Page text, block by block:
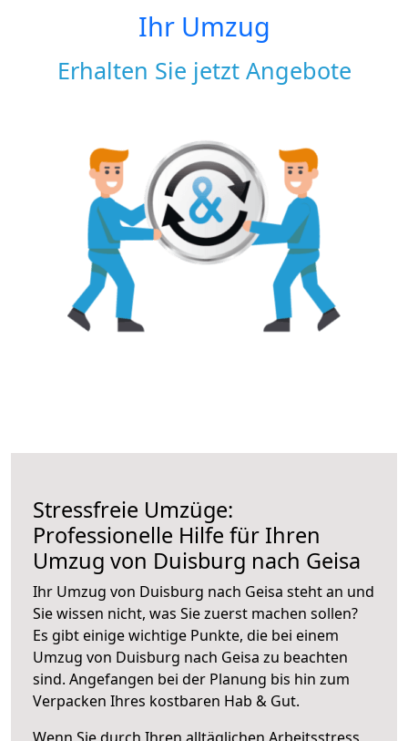
Ihr Umzug
Erhalten Sie jetzt Angebote
Stressfreie Umzüge:
Professionelle Hilfe für Ihren
Umzug von Duisburg nach Geisa
Ihr Umzug von Duisburg nach Geisa steht an und
Sie wissen nicht, was Sie zuerst machen sollen?
Es gibt einige wichtige Punkte, die bei einem
Umzug von Duisburg nach Geisa zu beachten
sind. Angefangen bei der Planung bis hin zum
Verpacken Ihres kostbaren Hab & Gut.